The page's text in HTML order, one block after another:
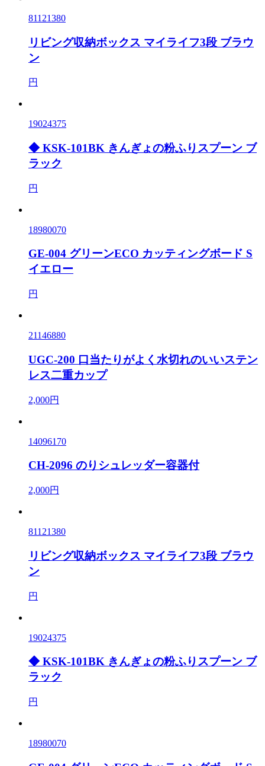
81121380
リビング収納ボックス マイライフ3段 ブラウ
ン
円
19024375
◆ KSK-101BK きんぎょの粉ふりスプーン ブ
ラック
円
18980070
GE-004 グリーンECO カッティングボード S
イエロー
円
21146880
UGC-200 口当たりがよく水切れのいいステン
レス二重カップ
2,000円
14096170
CH-2096 のりシュレッダー容器付
2,000円
81121380
リビング収納ボックス マイライフ3段 ブラウ
ン
円
19024375
◆ KSK-101BK きんぎょの粉ふりスプーン ブ
ラック
円
18980070